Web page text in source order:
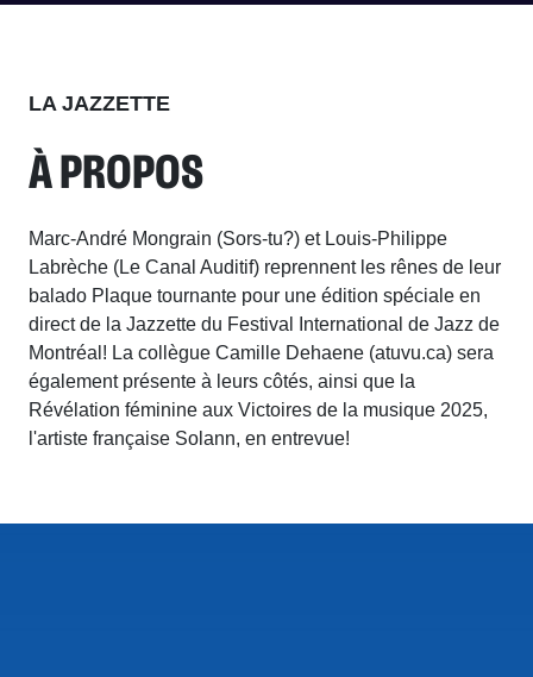
LA JAZZETTE
À PROPOS
Marc-André Mongrain (Sors-tu?) et Louis-Philippe
Labrèche (Le Canal Auditif) reprennent les rênes de leur
balado Plaque tournante pour une édition spéciale en
direct de la Jazzette du Festival International de Jazz de
Montréal! La collègue Camille Dehaene (atuvu.ca) sera
également présente à leurs côtés, ainsi que la
Révélation féminine aux Victoires de la musique 2025,
l'artiste française Solann, en entrevue!